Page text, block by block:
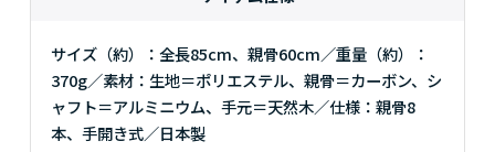
サイズ（約）：全長85cm、親骨60cm／重量（約）：
370g／素材：生地＝ポリエステル、親骨＝カーボン、シ
ャフト＝アルミニウム、手元＝天然木／仕様：親骨8
本、手開き式／日本製